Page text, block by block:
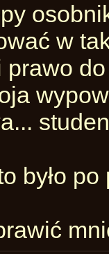
w
prawo
było